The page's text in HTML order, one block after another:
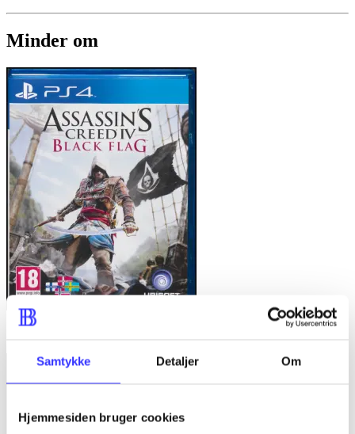
Samtykke Detaljer Om
Hjemmesiden bruger cookies
Minder om